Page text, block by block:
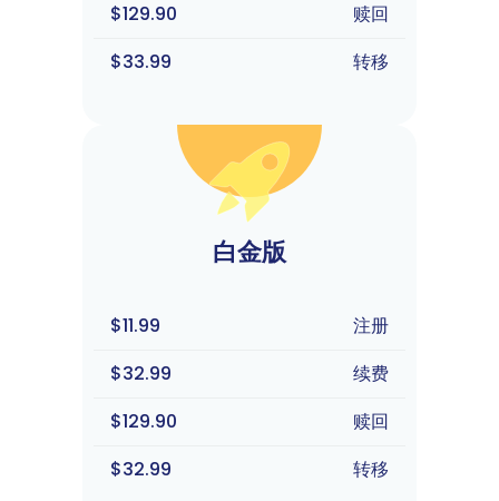
$129.90
赎回
$33.99
转移
白金版
$11.99
注册
$32.99
续费
$129.90
赎回
$32.99
转移